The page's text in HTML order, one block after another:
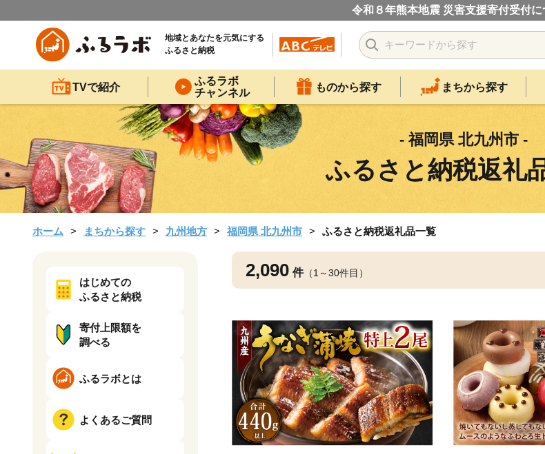
令和８年熊本地震 災害支援寄付受付に
地域とあなたを元気にする
ふるさと納税
TVで紹介
ふるラボ
チャンネル
ものから探す まちから探す
- 福岡県 北九州市 -
ふるさと納税返礼
ホーム まちから探す 九州地方 福岡県 北九州市 ふるさと納税返礼品一覧
2,090 件（1～30件目）
はじめての
ふるさと納税
寄付上限額を
調べる
ふるラボとは
よくあるご質問